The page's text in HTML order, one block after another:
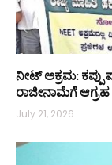
ನೀಟ್ ಅಕ್ರಮ: ಕಪ್ಪು
ರಾಜೀನಾಮೆಗೆ ಆಗ್ರಹ
July 21, 2026